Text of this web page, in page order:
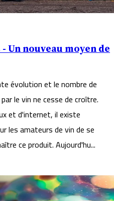
Un nouveau moyen de
évolution et le nombre de
le vin ne cesse de croître.
et d'internet, il existe
les amateurs de vin de se
ce produit. Aujourd'hu...